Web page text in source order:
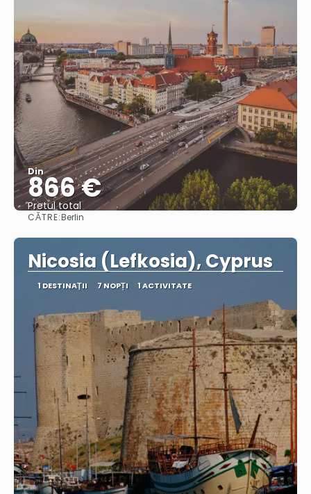
Din
866 €
Pretul total
CĂTRE:Berlin
Nicosia (Lefkosia), Cyprus
1 DESTINAŢII 7 NOPȚI 1 ACTIVITATE